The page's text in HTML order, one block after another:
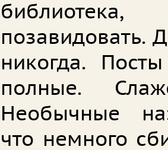
позавидовать.
никогда.
полные.
Необычные
что немного